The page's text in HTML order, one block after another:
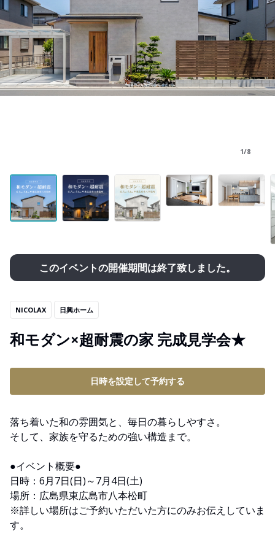
1/8
このイベントの開催期間は終了致しました。
NICOLAX 日興ホーム
和モダン×超耐震の家 完成見学会★
日時を設定して予約する
落ち着いた和の雰囲気と、毎日の暮らしやすさ。
そして、家族を守るための強い構造まで。
●イベント概要●
日時：6月7日(日)～7月4日(土)
場所：広島県東広島市八本松町
※詳しい場所はご予約いただいた方にのみお伝えしていま
す。